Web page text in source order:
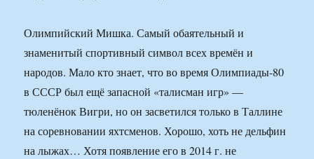
Олимпийский Мишка. Самый обаятельный и
знаменитый спортивный символ всех времён и
народов. Мало кто знает, что во время Олимпиады-80
в СССР был ещё запасной «талисман игр» —
тюленёнок Вигри, но он засветился только в Таллине
на соревновании яхтсменов. Хорошо, хоть не дельфин
на лыжах… Хотя появление его в 2014 г. не